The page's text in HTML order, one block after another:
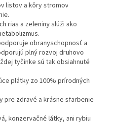
listov a kôry stromov
rias a zeleniny slúži ako
obranyschopnosť a
plný rozvoj druhovo
tyčinke sú tak obsiahnuté
plátky zo 100% prírodných
pre zdravé a krásne sfarbenie
konzervačné látky, ani rybiu